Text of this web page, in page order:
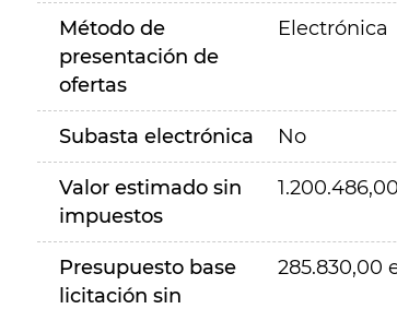
Método de
presentación de
ofertas
Electrónica
Subasta electrónica No
Valor estimado sin
impuestos
Presupuesto base
licitación sin
285.830,00